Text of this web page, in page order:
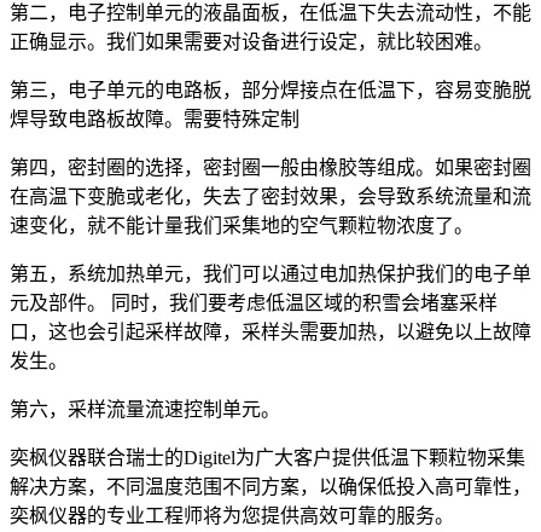
第二，电子控制单元的液晶面板，在低温下失去流动性，不能
正确显示。我们如果需要对设备进行设定，就比较困难。
第三，电子单元的电路板，部分焊接点在低温下，容易变脆脱
焊导致电路板故障。需要特殊定制
第四，密封圈的选择，密封圈一般由橡胶等组成。如果密封圈
在高温下变脆或老化，失去了密封效果，会导致系统流量和流
速变化，就不能计量我们采集地的空气颗粒物浓度了。
第五，系统加热单元，我们可以通过电加热保护我们的电子单
元及部件。 同时，我们要考虑低温区域的积雪会堵塞采样
口，这也会引起采样故障，采样头需要加热，以避免以上故障
发生。
第六，采样流量流速控制单元。
奕枫仪器联合瑞士的Digitel为广大客户提供低温下颗粒物采集
解决方案，不同温度范围不同方案，以确保低投入高可靠性，
奕枫仪器的专业工程师将为您提供高效可靠的服务。